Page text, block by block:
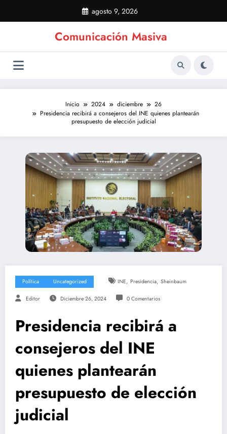
contenido
agosto 9, 2026
Comunicación Masiva
Inicio 2024 diciembre
26
Presidencia recibirá a consejeros del INE quienes plantearán
presupuesto de elección judicial
Política Uncategorized INE, Presidencia, Sheinbaum
Editor Diciembre 26, 2024 0 Comentarios
Presidencia recibirá a
consejeros del INE
quienes plantearán
presupuesto de elección
judicial